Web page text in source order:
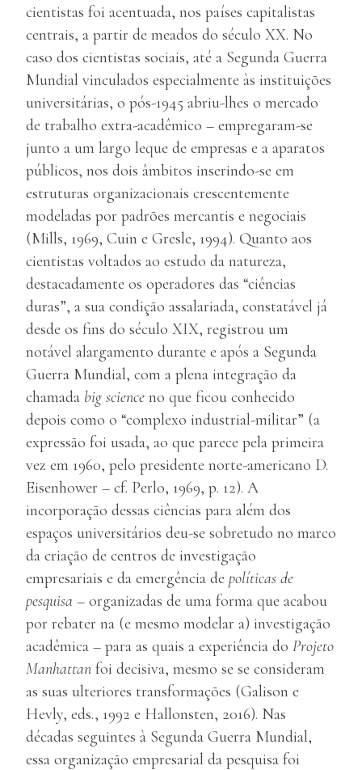
cientistas foi acentuada, nos países capitalistas
centrais, a partir de meados do século XX. No
caso dos cientistas sociais, até a Segunda Guerra
Mundial vinculados especialmente às instituições
universitárias, o pós-1945 abriu-lhes o mercado
de trabalho extra-acadêmico – empregaram-se
junto a um largo leque de empresas e a aparatos
públicos, nos dois âmbitos inserindo-se em
estruturas organizacionais crescentemente
modeladas por padrões mercantis e negociais
(Mills, 1969, Cuin e Gresle, 1994). Quanto aos
cientistas voltados ao estudo da natureza,
destacadamente os operadores das “ciências
duras”, a sua condição assalariada, constatável já
desde os fins do século XIX, registrou um
notável alargamento durante e após a Segunda
Guerra Mundial, com a plena integração da
chamada big science no que ficou conhecido
depois como o “complexo industrial-militar” (a
expressão foi usada, ao que parece pela primeira
vez em 1960, pelo presidente norte-americano D.
Eisenhower – cf. Perlo, 1969, p. 12). A
incorporação dessas ciências para além dos
espaços universitários deu-se sobretudo no marco
da criação de centros de investigação
empresariais e da emergência de políticas de
pesquisa – organizadas de uma forma que acabou
por rebater na (e mesmo modelar a) investigação
acadêmica – para as quais a experiência do Projeto
Manhattan foi decisiva, mesmo se se consideram
as suas ulteriores transformações (Galison e
Hevly, eds., 1992 e Hallonsten, 2016). Nas
décadas seguintes à Segunda Guerra Mundial,
essa organização empresarial da pesquisa foi